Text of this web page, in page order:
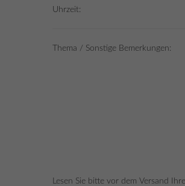
Uhrzeit:
Thema / Sonstige Bemerkungen:
Lesen Sie bitte vor dem Versand